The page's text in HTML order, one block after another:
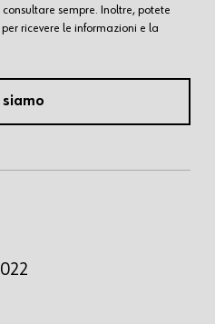
sempre. Inoltre, potete
ricevere le informazioni e la
siamo